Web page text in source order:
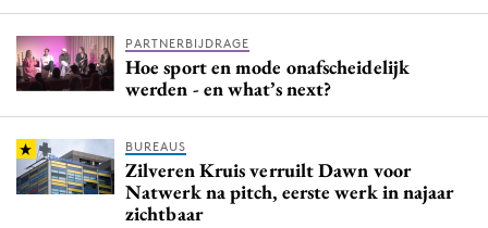
PARTNERBIJDRAGE
Hoe sport en mode onafscheidelijk
werden - en what’s next?
BUREAUS
Zilveren Kruis verruilt Dawn voor
Natwerk na pitch, eerste werk in najaar
zichtbaar